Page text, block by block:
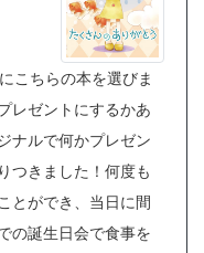
こちらの本を選びま
レゼントにするかあ
ナルで何かプレゼン
つきました！何度も
とができ、当日に間
の誕生日会で食事を